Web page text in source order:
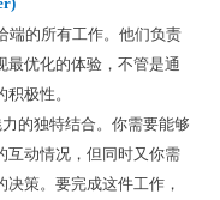
端的所有工作。他们负责
最优化的体验，不管是通
极性。
的独特结合。你需要能够
互动情况，但同时又你需
策。要完成这件工作，